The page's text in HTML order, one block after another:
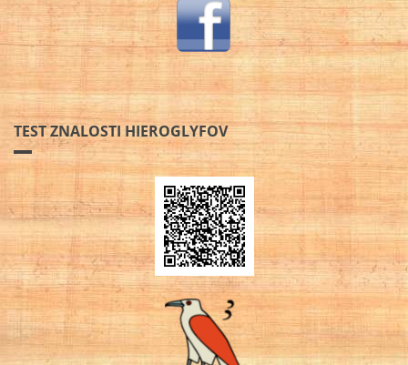
TEST ZNALOSTI HIEROGLYFOV